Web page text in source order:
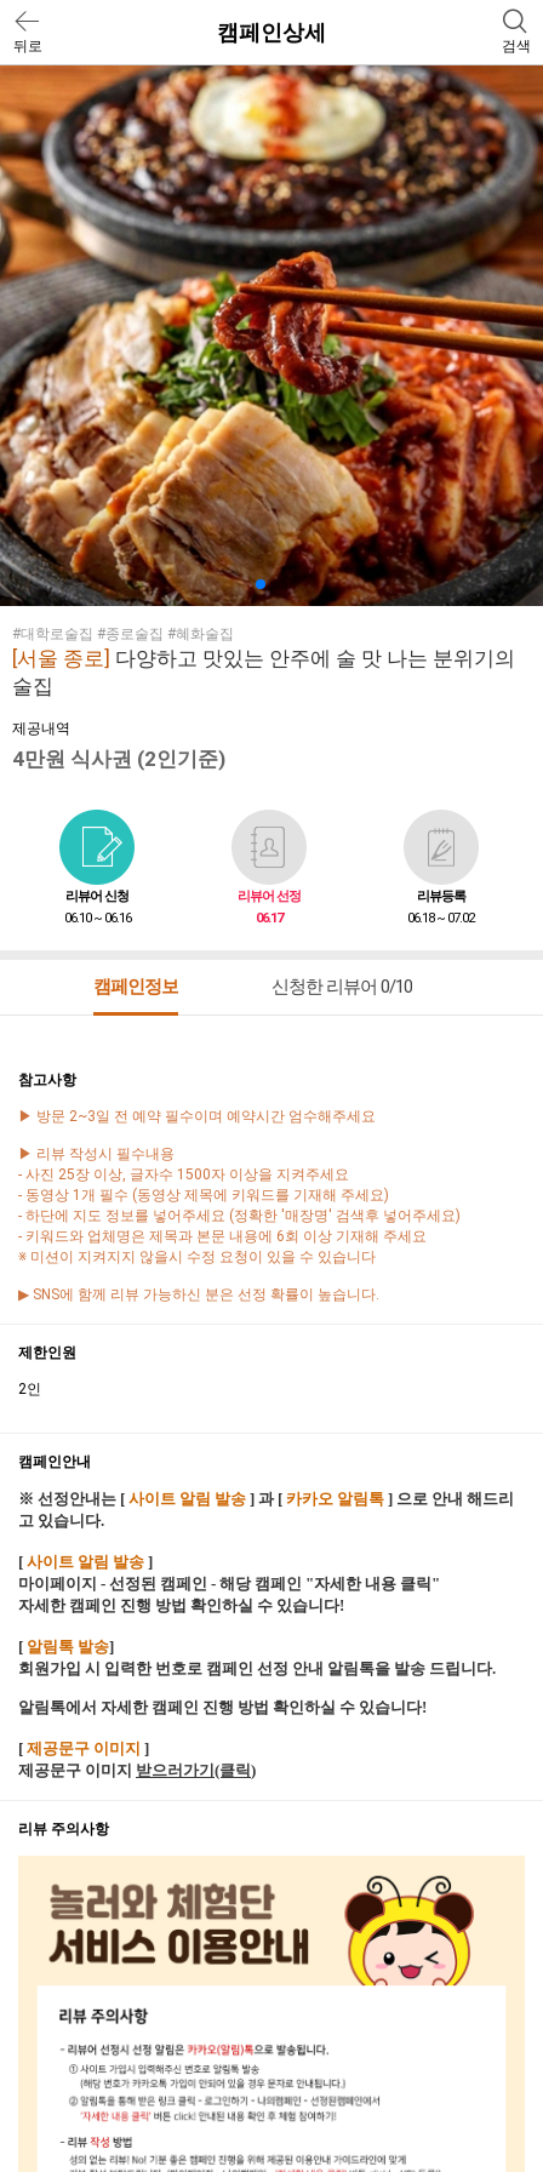
뒤로
캠페인상세
검색
#대학로술집 #종로술집 #혜화술집
[서울 종로] 다양하고 맛있는 안주에 술 맛 나는 분위기의
술집
제공내역
4만원 식사권 (2인기준)
리뷰어 신청
06.10 ~ 06.16
리뷰어 선정
06.17
리뷰등록
06.18 ~ 07.02
캠페인정보 신청한 리뷰어 0/10
참고사항
▶ 방문 2~3일 전 예약 필수이며 예약시간 엄수해주세요
▶ 리뷰 작성시 필수내용
- 사진 25장 이상, 글자수 1500자 이상을 지켜주세요
- 동영상 1개 필수 (동영상 제목에 키워드를 기재해 주세요)
- 하단에 지도 정보를 넣어주세요 (정확한 '매장명' 검색후 넣어주세요)
- 키워드와 업체명은 제목과 본문 내용에 6회 이상 기재해 주세요
※ 미션이 지켜지지 않을시 수정 요청이 있을 수 있습니다
▶ SNS에 함께 리뷰 가능하신 분은 선정 확률이 높습니다.
제한인원
2인
캠페인안내
※ 선정안내는 [ 사이트 알림 발송 ] 과 [ 카카오 알림톡 ] 으로 안내 해드리
고 있습니다.
[ 사이트 알림 발송 ]
마이페이지 - 선정된 캠페인 - 해당 캠페인 "자세한 내용 클릭"
자세한 캠페인 진행 방법 확인하실 수 있습니다!
[ 알림톡 발송]
회원가입 시 입력한 번호로 캠페인 선정 안내 알림톡을 발송 드립니다.
알림톡에서 자세한 캠페인 진행 방법 확인하실 수 있습니다!
[ 제공문구 이미지 ]
제공문구 이미지 받으러가기(클릭 )
리뷰 주의사항